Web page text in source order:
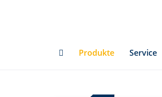
Produkte
Service